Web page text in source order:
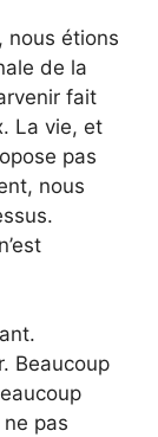
nous étions
de la
fait
La vie, et
pas
nous
Beaucoup
pas